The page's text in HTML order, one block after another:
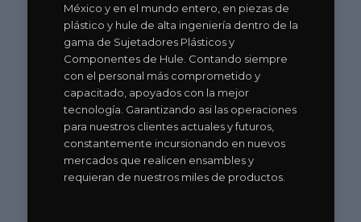
México y en el mundo entero, en piezas de
plástico y hule de alta ingeniería dentro de la
gama de Sujetadores Plásticos y
Componentes de Hule. Contando siempre
con el personal más comprometido y
capacitado, apoyados con la mejor
tecnología. Garantizando asi las operaciones
para nuestros clientes actuales y futuros,
constantemente incursionando en nuevos
mercados que realicen ensambles y
requieran de nuestros miles de productos.